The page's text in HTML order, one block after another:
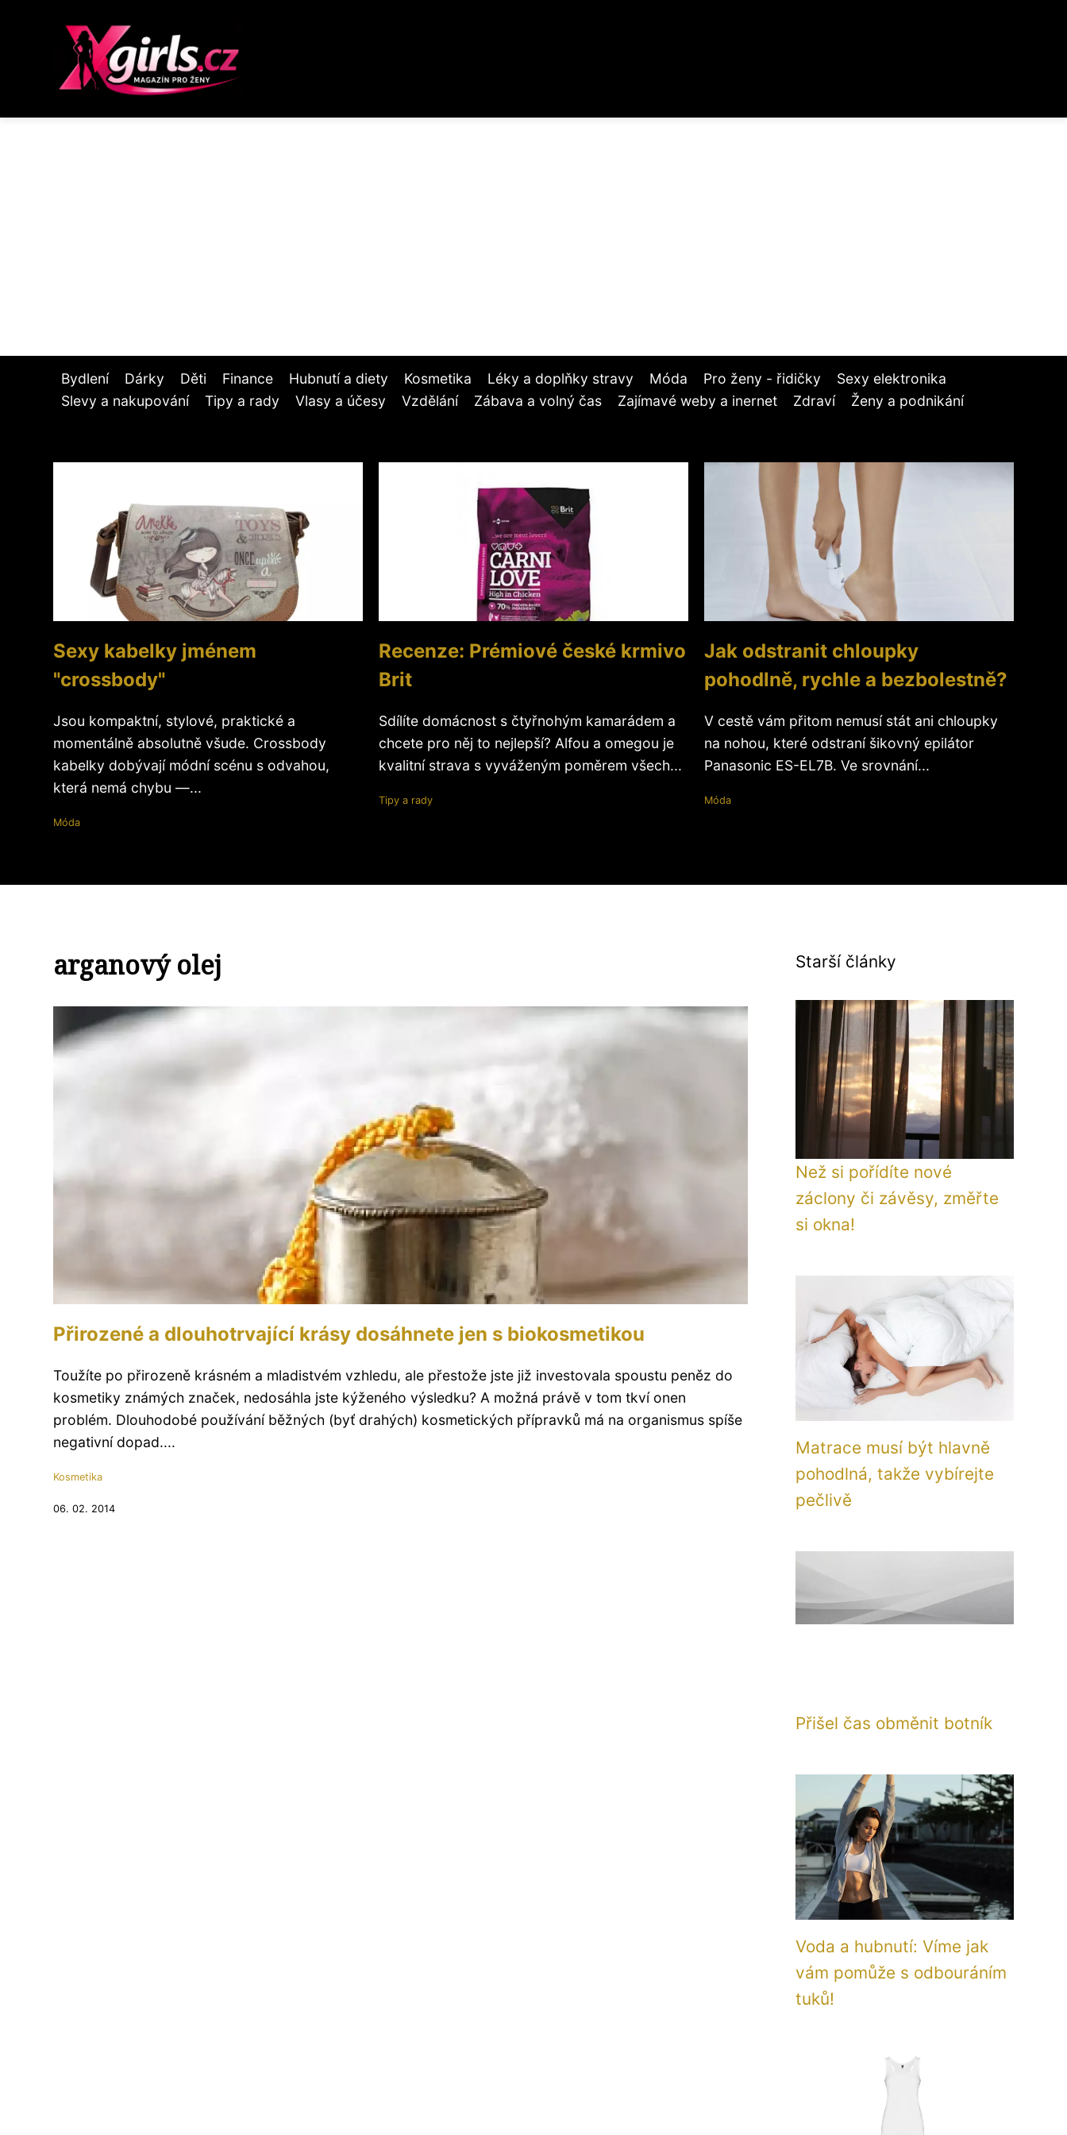
Bydlení Dárky Děti Finance Hubnutí a diety Kosmetika Léky a doplňky stravy Móda Pro ženy - řidičky
Sexy elektronika
Slevy a nakupování
Tipy a rady Vlasy a účesy Vzdělání Zábava a volný čas Zajímavé weby a inernet Zdraví Ženy a podnikání
Sexy kabelky jménem
"crossbody"
Jsou kompaktní, stylové, praktické a
momentálně absolutně všude. Crossbody
kabelky dobývají módní scénu s odvahou,
která nemá chybu —...
Móda
Recenze: Prémiové české krmivo
Brit
Sdílíte domácnost s čtyřnohým kamarádem a
chcete pro něj to nejlepší? Alfou a omegou je
kvalitní strava s vyváženým poměrem všech...
Tipy a rady
Jak odstranit chloupky
pohodlně, rychle a bezbolestně?
V cestě vám přitom nemusí stát ani chloupky
na nohou, které odstraní šikovný epilátor
Panasonic ES-EL7B. Ve srovnání...
Móda
arganový olej
Přirozené a dlouhotrvající krásy dosáhnete jen s biokosmetikou
Toužíte po přirozeně krásném a mladistvém vzhledu, ale přestože jste již investovala spoustu peněz do
kosmetiky známých značek, nedosáhla jste kýženého výsledku? A možná právě v tom tkví onen
problém. Dlouhodobé používání běžných (byť drahých) kosmetických přípravků má na organismus spíše
negativní dopad....
Kosmetika
06. 02. 2014
Starší články
Než si pořídíte nové
záclony či závěsy, změřte
si okna!
Matrace musí být hlavně
pohodlná, takže vybírejte
pečlivě
Přišel čas obměnit botník
Voda a hubnutí: Víme jak
vám pomůže s odbouráním
tuků!